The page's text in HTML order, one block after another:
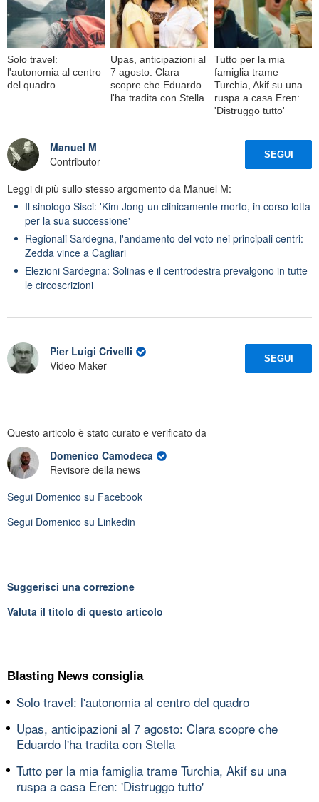
Solo travel:
l'autonomia al centro
del quadro
Upas, anticipazioni al
7 agosto: Clara
scopre che Eduardo
l'ha tradita con Stella
Tutto per la mia
famiglia trame
Turchia, Akif su una
ruspa a casa Eren:
'Distruggo tutto'
Manuel M
Contributor
SEGUI
Leggi di più sullo stesso argomento da Manuel M:
Il sinologo Sisci: 'Kim Jong-un clinicamente morto, in corso lotta
per la sua successione'
Regionali Sardegna, l'andamento del voto nei principali centri:
Zedda vince a Cagliari
Elezioni Sardegna: Solinas e il centrodestra prevalgono in tutte
le circoscrizioni
Pier Luigi Crivelli
Video Maker
SEGUI
Questo articolo è stato curato e verificato da
Domenico Camodeca
Revisore della news
Segui Domenico su Facebook
Segui Domenico su Linkedin
Suggerisci una correzione
Valuta il titolo di questo articolo
Blasting News consiglia
Solo travel: l'autonomia al centro del quadro
Upas, anticipazioni al 7 agosto: Clara scopre che
Eduardo l'ha tradita con Stella
Tutto per la mia famiglia trame Turchia, Akif su una
ruspa a casa Eren: 'Distruggo tutto'